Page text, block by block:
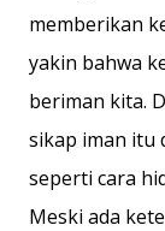
memberikan
yakin bahwa
beriman kita.
sikap iman itu
seperti cara
Meski ada